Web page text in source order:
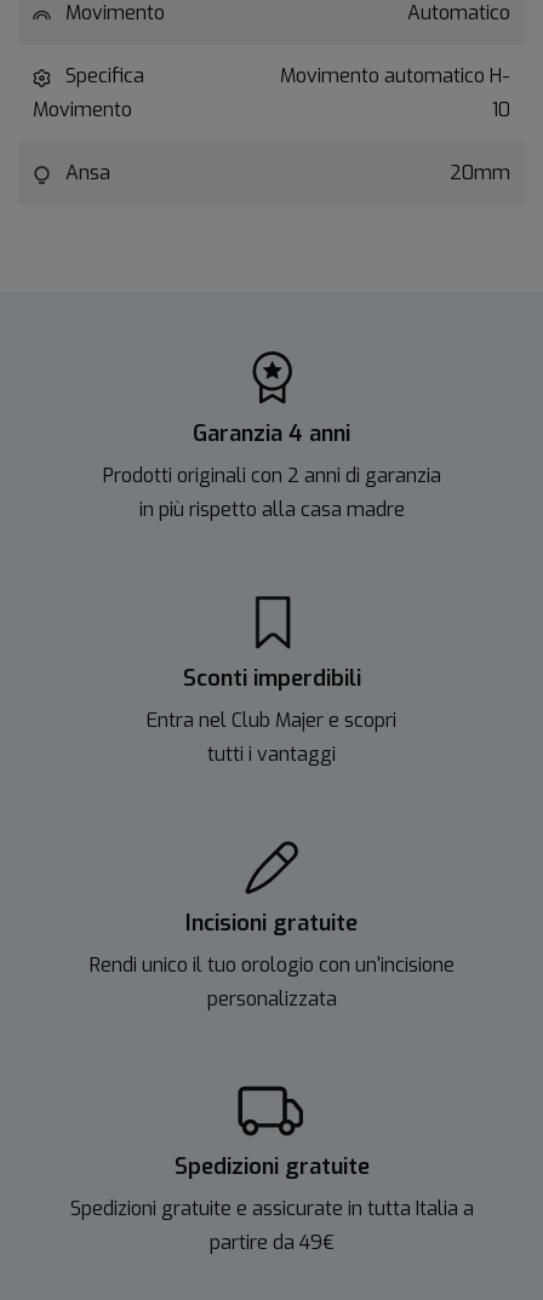
Movimento Automatico
Specifica
Movimento
Movimento automatico H-
10
Ansa 20mm
Garanzia 4 anni
Prodotti originali con 2 anni di garanzia
in più rispetto alla casa madre
Sconti imperdibili
Entra nel Club Majer e scopri
tutti i vantaggi
Incisioni gratuite
Rendi unico il tuo orologio con un'incisione
personalizzata
Spedizioni gratuite
Spedizioni gratuite e assicurate in tutta Italia a
partire da 49€